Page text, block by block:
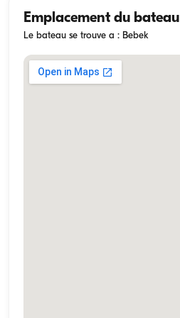
Emplacement du bateau
Le bateau se trouve a : Bebek